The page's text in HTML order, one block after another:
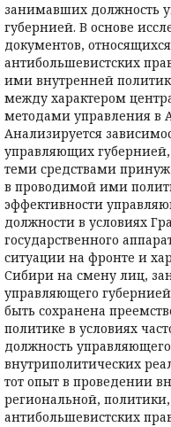
занимавших должность
губернией. В основе
документов,
антибольшевистских
ими внутренней
между характером
методами управления в
Анализируется
управляющих
теми средствами
в проводимой ими
эффективности
должности в условиях
государственного
ситуации на фронте и
Сибири на смену лиц,
управляющего
быть сохранена
политике в условиях
должность
внутриполитических
тот опыт в проведении
региональной,
антибольшевистских